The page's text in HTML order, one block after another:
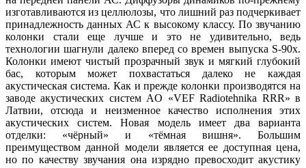
изготавливаются из целлюлозы, что лишний раз подчеркивает
принадлежность данных АС к высокому классу. По звучанию
колонки стали еще лучше и это не удивительно, ведь
технологии шагнули далеко вперед со времен выпуска S-90х.
Колонки имеют чистый прозрачный звук и мягкий глубокий
бас, которым может похвастаться далеко не каждая
акустическая система. Как и прежде колонки производятся на
заводе акустических систем AO «VEF Radiotehnika RRR» в
Латвии, отсюда и неизменное качество исполнения этих
акустических систем. Новая модель имеет два варианта
отделки: «чёрный» и «тёмная вишня». Большим
преимуществом данной модели является ее доступная цена,
но по качеству звучания она изрядно превосходит акустику